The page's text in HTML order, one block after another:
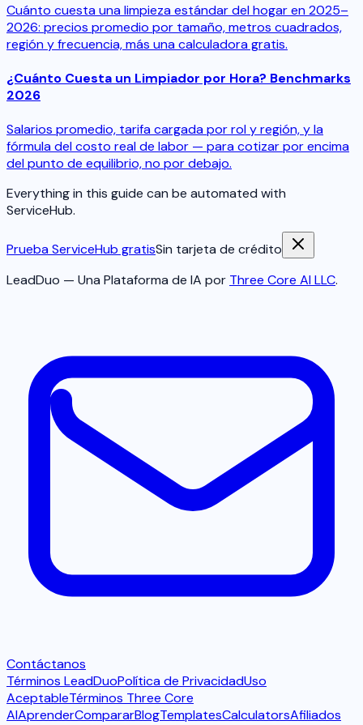
Cuánto cuesta una limpieza estándar del hogar en 2025–
2026: precios promedio por tamaño, metros cuadrados,
región y frecuencia, más una calculadora gratis.
¿Cuánto Cuesta un Limpiador por Hora? Benchmarks
2026
Salarios promedio, tarifa cargada por rol y región, y la
fórmula del costo real de labor — para cotizar por encima
del punto de equilibrio, no por debajo.
Everything in this guide can be automated with
ServiceHub.
Prueba ServiceHub gratisSin tarjeta de crédito
LeadDuo — Una Plataforma de IA por Three Core AI LLC.
Contáctanos
Términos LeadDuoPolítica de PrivacidadUso
AceptableTérminos Three Core
AIAprenderCompararBlogTemplatesCalculatorsAfiliados